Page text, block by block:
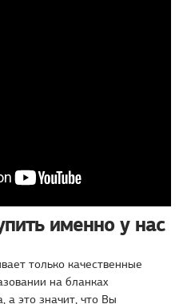
именно у нас
только качественные
на бланках
а это значит, что Вы